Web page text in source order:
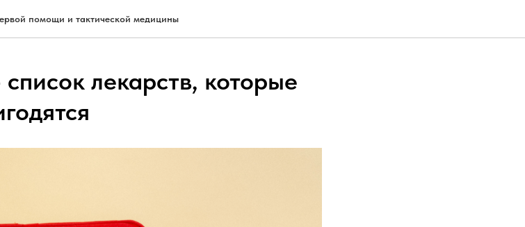
помощи и тактической медицины
лекарств, которые